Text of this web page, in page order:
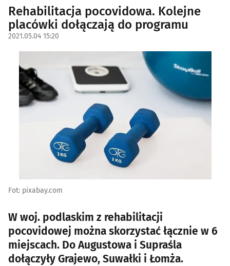
Rehabilitacja pocovidowa. Kolejne
placówki dołączają do programu
2021.05.04 15:20
Fot: pixabay.com
W woj. podlaskim z rehabilitacji
pocovidowej można skorzystać łącznie w 6
miejscach. Do Augustowa i Supraśla
dołączyły Grajewo, Suwałki i Łomża.